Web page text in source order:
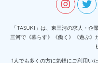
「TASUKI」は、東三河の求人・
三河で《暮らす》《働く》《遊ぶ》
1人でも多くの方に気軽にご利用い